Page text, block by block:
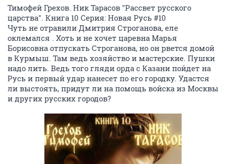
Тимофей Грехов. Ник Тарасов "Рассвет русского
царства". Книга 10 Серия: Новая Русь #10
Чуть не отравили Дмитрия Строганова, еле
оклемался . Хоть и не хочет царевна Марья
Борисовна отпускать Строганова, но он рвется домой
в Курмыш. Там ведь хозяйство и мастерские. Пушки
надо лить. Ведь того гляди орда с Казани пойдет на
Русь и первый удар нанесет по его городку. Удастся
ли выстоять, придут ли на помощь войска из Москвы
и других русских городов?